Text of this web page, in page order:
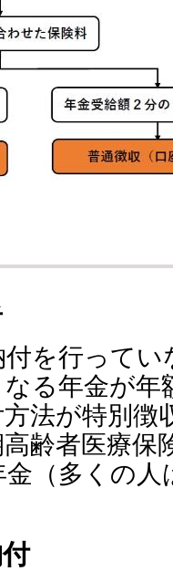
を行ってい
る年金が年
法が特別徴
齢者医療保
（多くの人